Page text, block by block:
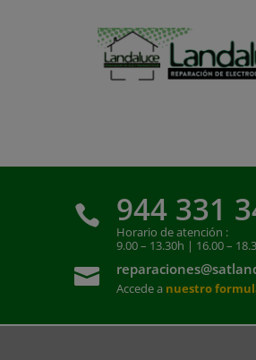
 944 331
Horario de atención :
9.00 – 13.30h | 16.00 –
 Accede a nuestro